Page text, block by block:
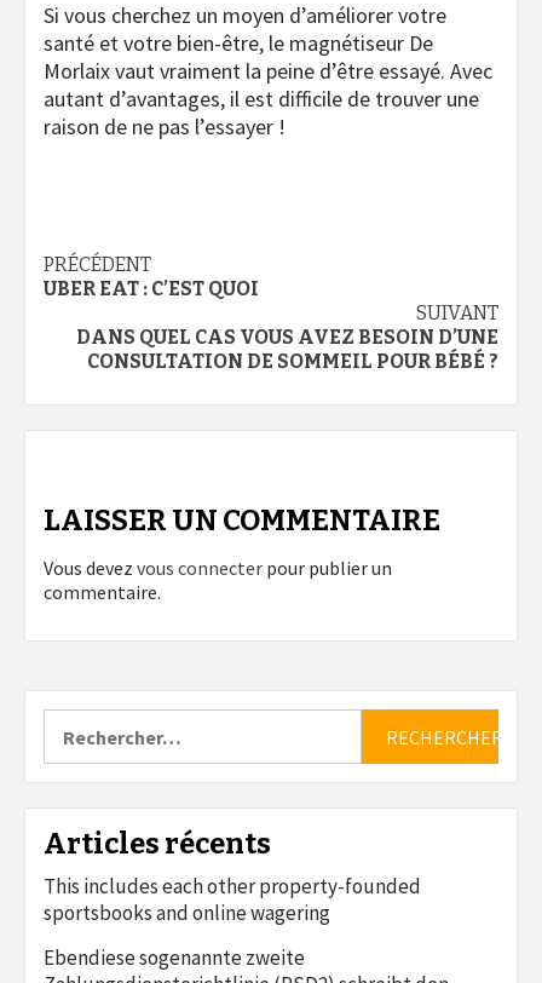
Si vous cherchez un moyen d’améliorer votre
santé et votre bien-être, le magnétiseur De
Morlaix vaut vraiment la peine d’être essayé. Avec
autant d’avantages, il est difficile de trouver une
raison de ne pas l’essayer !
Navigation
d’article
PRÉCÉDENT
UBER EAT : C’EST QUOI
SUIVANT
DANS QUEL CAS VOUS AVEZ BESOIN D’UNE
CONSULTATION DE SOMMEIL POUR BÉBÉ ?
LAISSER UN COMMENTAIRE
Vous devez vous connecter pour publier un
commentaire.
Articles récents
This includes each other property-founded
sportsbooks and online wagering
Ebendiese sogenannte zweite